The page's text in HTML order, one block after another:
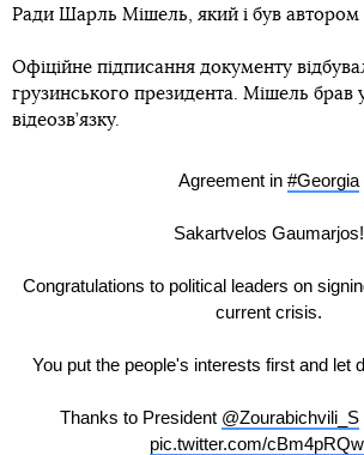
Ради Шарль Мішель, який і був автором
Офіційне підписання документу
грузинського президента. Мішель брав
відеозв’язку.
Agreement in #Georgia
Sakartvelos Gaumarjos!
Congratulations to political leaders on
current crisis.
You put the people's interests first and let
Thanks to President @Zourabichvili_S
pic.twitter.com/